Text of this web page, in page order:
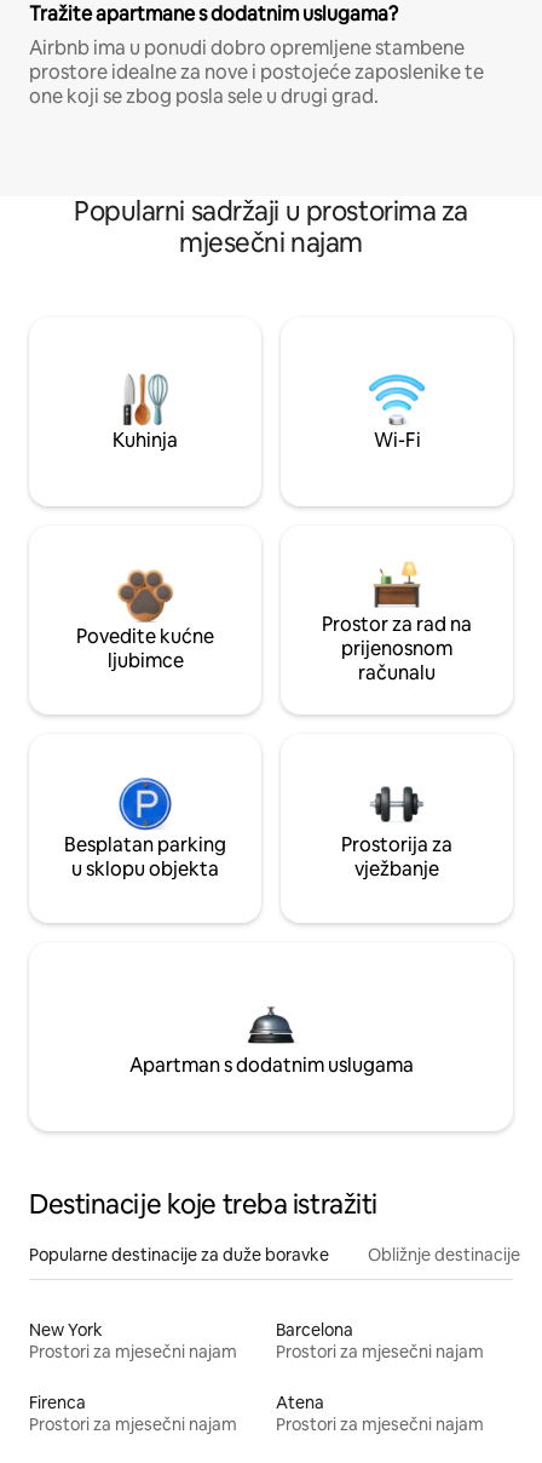
Tražite apartmane s dodatnim uslugama?
Airbnb ima u ponudi dobro opremljene stambene
prostore idealne za nove i postojeće zaposlenike te
one koji se zbog posla sele u drugi grad.
Popularni sadržaji u prostorima za
mjesečni najam
Kuhinja Wi-Fi
Povedite kućne
ljubimce
Prostor za rad na
prijenosnom
računalu
Besplatan parking
u sklopu objekta
Prostorija za
vježbanje
Apartman s dodatnim uslugama
Destinacije koje treba istražiti
Popularne destinacije za duže boravke Obližnje destinacije
New York
Prostori za mjesečni najam
Barcelona
Prostori za mjesečni najam
Firenca
Prostori za mjesečni najam
Atena
Prostori za mjesečni najam